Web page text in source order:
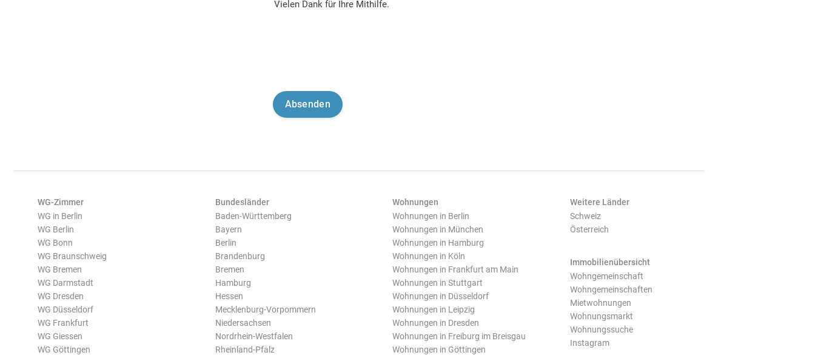
Vielen Dank für Ihre Mithilfe.
WG-Zimmer
WG in Berlin
WG Berlin
WG Bonn
WG Braunschweig
WG Bremen
WG Darmstadt
WG Dresden
WG Düsseldorf
WG Frankfurt
WG Giessen
WG Göttingen
Bundesländer
Baden-Württemberg
Bayern
Berlin
Brandenburg
Bremen
Hamburg
Hessen
Mecklenburg-Vorpommern
Niedersachsen
Nordrhein-Westfalen
Rheinland-Pfalz
Wohnungen
Wohnungen in Berlin
Wohnungen in München
Wohnungen in Hamburg
Wohnungen in Köln
Wohnungen in Frankfurt am Main
Wohnungen in Stuttgart
Wohnungen in Düsseldorf
Wohnungen in Leipzig
Wohnungen in Dresden
Wohnungen in Freiburg im Breisgau
Wohnungen in Göttingen
Weitere Länder
Schweiz
Österreich
Immobilienübersicht
Wohngemeinschaft
Wohngemeinschaften
Mietwohnungen
Wohnungsmarkt
Wohnungssuche
Instagram